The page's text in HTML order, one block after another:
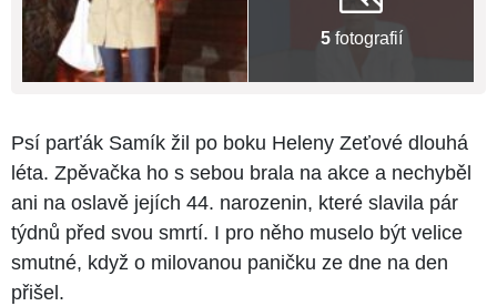
5fotografií
Psí parťák Samík žil po boku Heleny Zeťové dlouhá
léta. Zpěvačka ho s sebou brala na akce a nechyběl
ani na oslavě jejích 44. narozenin, které slavila pár
týdnů před svou smrtí. I pro něho muselo být velice
smutné, když o milovanou paničku ze dne na den
přišel.